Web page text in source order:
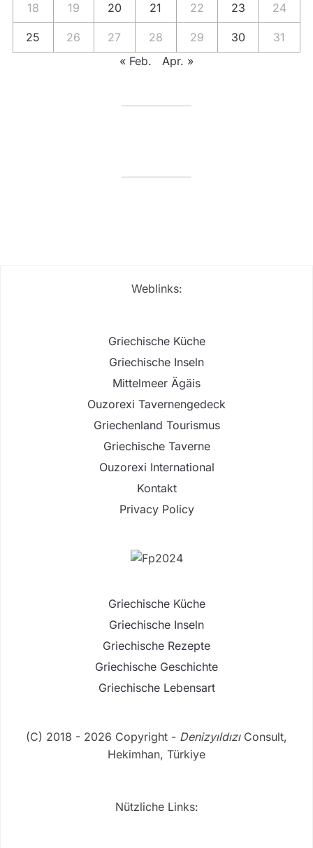
18 19 20 21 22 23 24
25 26 27 28 29 30
31
« Feb.
Apr. »
Weblinks:
Griechische Küche
Griechische Inseln
Mittelmeer Ägäis
Ouzorexi Tavernengedeck
Griechenland Tourismus
Griechische Taverne
Ouzorexi International
Kontakt
Privacy Policy
Griechische Küche
Griechische Inseln
Griechische Rezepte
Griechische Geschichte
Griechische Lebensart
(C) 2018 - 2026 Copyright - DenizyıldızıConsult,
Hekimhan, Türkiye
Nützliche Links: